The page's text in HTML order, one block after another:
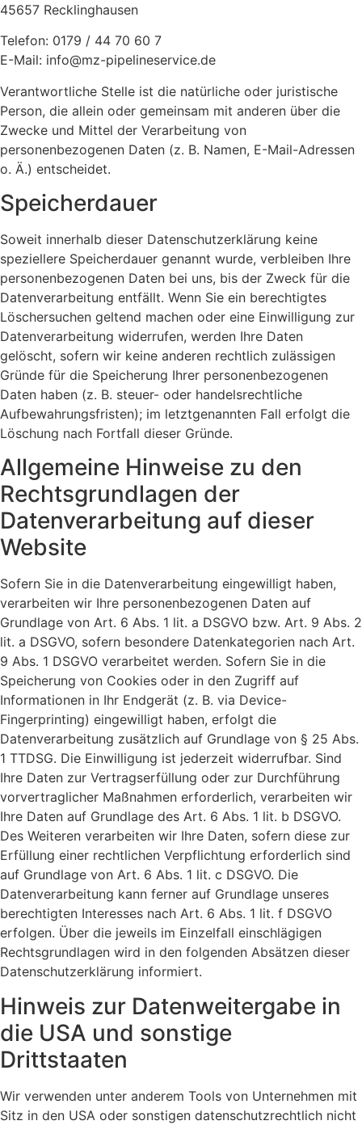
45657 Recklinghausen
Telefon: 0179 / 44 70 60 7
E-Mail: info@mz-pipelineservice.de
Verantwortliche Stelle ist die natürliche oder juristische
Person, die allein oder gemeinsam mit anderen über die
Zwecke und Mittel der Verarbeitung von
personenbezogenen Daten (z. B. Namen, E-Mail-Adressen
o. Ä.) entscheidet.
Speicherdauer
Soweit innerhalb dieser Datenschutzerklärung keine
speziellere Speicherdauer genannt wurde, verbleiben Ihre
personenbezogenen Daten bei uns, bis der Zweck für die
Datenverarbeitung entfällt. Wenn Sie ein berechtigtes
Löschersuchen geltend machen oder eine Einwilligung zur
Datenverarbeitung widerrufen, werden Ihre Daten
gelöscht, sofern wir keine anderen rechtlich zulässigen
Gründe für die Speicherung Ihrer personenbezogenen
Daten haben (z. B. steuer- oder handelsrechtliche
Aufbewahrungsfristen); im letztgenannten Fall erfolgt die
Löschung nach Fortfall dieser Gründe.
Allgemeine Hinweise zu den
Rechtsgrundlagen der
Datenverarbeitung auf dieser
Website
Sofern Sie in die Datenverarbeitung eingewilligt haben,
verarbeiten wir Ihre personenbezogenen Daten auf
Grundlage von Art. 6 Abs. 1 lit. a DSGVO bzw. Art. 9 Abs. 2
lit. a DSGVO, sofern besondere Datenkategorien nach Art.
9 Abs. 1 DSGVO verarbeitet werden. Sofern Sie in die
Speicherung von Cookies oder in den Zugriff auf
Informationen in Ihr Endgerät (z. B. via Device-
Fingerprinting) eingewilligt haben, erfolgt die
Datenverarbeitung zusätzlich auf Grundlage von § 25 Abs.
1 TTDSG. Die Einwilligung ist jederzeit widerrufbar. Sind
Ihre Daten zur Vertragserfüllung oder zur Durchführung
vorvertraglicher Maßnahmen erforderlich, verarbeiten wir
Ihre Daten auf Grundlage des Art. 6 Abs. 1 lit. b DSGVO.
Des Weiteren verarbeiten wir Ihre Daten, sofern diese zur
Erfüllung einer rechtlichen Verpflichtung erforderlich sind
auf Grundlage von Art. 6 Abs. 1 lit. c DSGVO. Die
Datenverarbeitung kann ferner auf Grundlage unseres
berechtigten Interesses nach Art. 6 Abs. 1 lit. f DSGVO
erfolgen. Über die jeweils im Einzelfall einschlägigen
Rechtsgrundlagen wird in den folgenden Absätzen dieser
Datenschutzerklärung informiert.
Hinweis zur Datenweitergabe in
die USA und sonstige
Drittstaaten
Wir verwenden unter anderem Tools von Unternehmen mit
Sitz in den USA oder sonstigen datenschutzrechtlich nicht